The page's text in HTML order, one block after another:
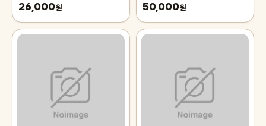
26,000원 50,000원